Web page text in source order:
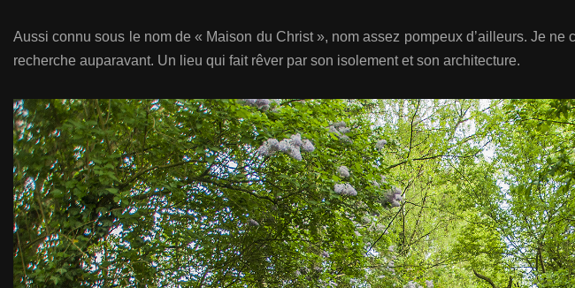
Aussi connu sous le nom de « Maison du Christ », nom assez pompeux d’ailleurs. Je
recherche auparavant. Un lieu qui fait rêver par son isolement et son architecture.